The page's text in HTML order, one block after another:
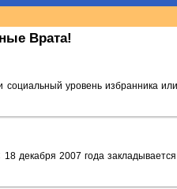
Врата!
уровень избранника
декабря 2007 года